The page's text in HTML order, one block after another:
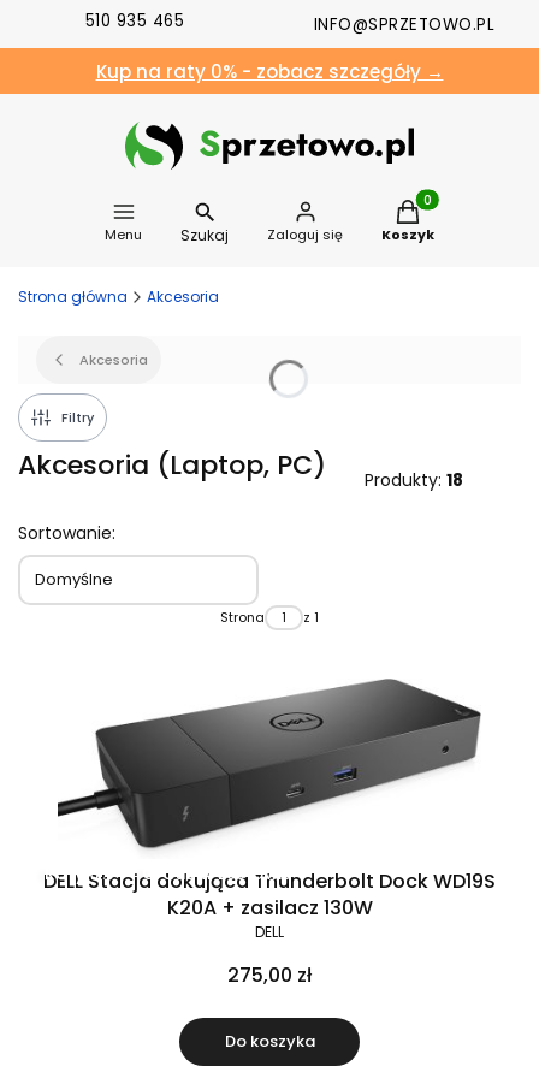
510 935 465 INFO@SPRZETOWO.PL
Kup na raty 0% - zobacz szczegóły →
Menu Szukaj Zaloguj się
Produkty w
Koszyk
Strona główna Akcesoria
Akcesoria
Filtry
Akcesoria (Laptop, PC) Produkty: 18
Sortowanie:
Domyślne
Strona z 1
Raty 0% Gratis w zestawie
DELL Stacja dokująca Thunderbolt Dock WD19S
K20A + zasilacz 130W
DELL
275,00 zł
Do koszyka